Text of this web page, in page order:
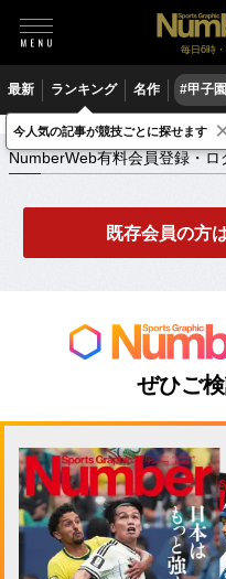
毎日6時
最新 ランキング 名作 #甲子園
NumberWeb有料会員登録・ログイン
NumberWeb有料会員登録・ロ
既存会員の方
ぜひご
今人気の記事が競技ごとに探せます